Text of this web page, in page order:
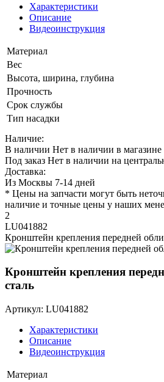
Характеристики
Описание
Видеоинструкция
Материал
Вес
Высота, ширина, глубина
Прочность
Срок службы
Тип насадки
Наличие:
В наличии Нет в наличии в магазине
Под заказ Нет в наличии на
Доставка:
Из Москвы 7-14 дней
* Цены на запчасти могут быть
наличие и точные цены у наших
2
LU041882
Кронштейн крепления передней
Кронштейн крепления
сталь
Артикул: LU041882
Характеристики
Описание
Видеоинструкция
Материал